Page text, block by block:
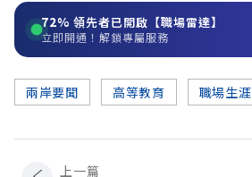
72% 領先者已開啟【職場雷達】
立即開通！解鎖專屬服務
兩岸要聞 高等教育 職場生涯
上一篇